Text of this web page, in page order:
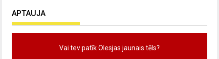
APTAUJA
Vai tev patīk Olesjas jaunais tēls?